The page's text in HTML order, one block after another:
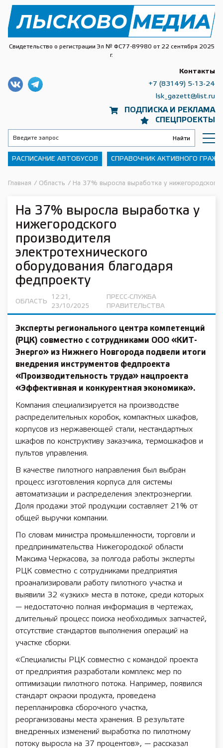
Свидетельство о регистрации Эл № ФС77-89980 от 22 сентября 2025
г.
ПОДПИСКА И РЕКЛАМА
СПЕЦПРОЕКТЫ
Контакты
+7 (83149) 5-13-24
lsk_gazett@list.ru
РАСПИСАНИЕ АВТОБУСОВ СПРАВОЧНИК АКТИВНОГО
Главная / Область / На 37% выросла выработка у
На 37% выросла выработка у
нижегородского
производителя
электротехнического
оборудования благодаря
федпроекту
ОБЛАСТЬ
12:21,
23/10/2025
ПРЕСС-СЛУЖБА
ПРАВИТЕЛЬСТВА
Эксперты регионального центра компетенций
(РЦК) совместно с сотрудниками ООО «КИТ-
Энерго» из Нижнего Новгорода подвели итоги
внедрения инструментов федпроекта
«Производительность труда» нацпроекта
«Эффективная и конкурентная экономика».
Компания специализируется на производстве
распределительных коробок, компактных шкафов,
корпусов из нержавеющей стали, нестандартных
шкафов по конструктиву заказчика, термошкафов и
пультов управления.
В качестве пилотного направления был выбран
процесс изготовления корпуса для системы
автоматизации и распределения электроэнергии.
Доля продажи этой продукции составляет 21% от
общей выручки компании.
По словам министра промышленности, торговли и
предпринимательства Нижегородской области
Максима Черкасова, за полгода работы эксперты
РЦК совместно с сотрудниками предприятия
проанализировали работу пилотного участка и
выявили 32 «узких» места в потоке, среди которых
— недостаточно полная информация в чертежах,
длительный процесс поиска необходимых запчастей,
отсутствие стандартов выполнения операций на
участке сборки.
«Специалисты РЦК совместно с командой проекта
от предприятия разработали комплекс мер по
оптимизации пилотного потока. Например, появился
стандарт окраски продукта, проведена
перепланировка сборочного участка,
реорганизованы места хранения. В результате
внедренных изменений выработка по пилотному
потоку выросла на 37 процентов», — рассказал